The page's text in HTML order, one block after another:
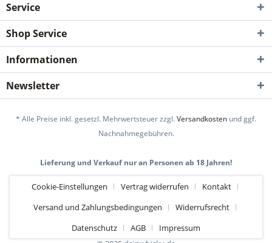
Service
Shop Service
Informationen
Newsletter
* Alle Preise inkl. gesetzl. Mehrwertsteuer zzgl.Versandkosten und ggf.
Nachnahmegebühren.
Lieferung und Verkauf nur an Personen ab 18 Jahren!
Cookie-Einstellungen Vertrag widerrufen
Kontakt
Versand und Zahlungsbedingungen
Widerrufsrecht
Datenschutz
AGB
Impressum